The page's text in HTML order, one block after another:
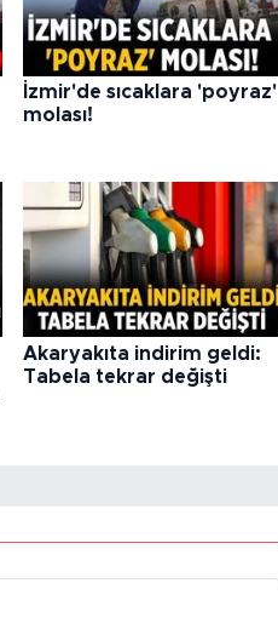
İzmir'de sıcaklara 'poyraz'
molası!
Akaryakıta indirim geldi:
Tabela tekrar değişti